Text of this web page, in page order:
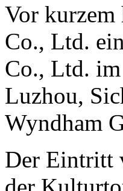
Vor
Co., Ltd.
Co., Ltd.
Luzhou,
Wyndham
Der Eintritt